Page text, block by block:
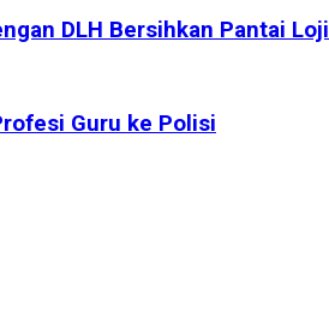
DLH Bersihkan Pantai Loji
Guru ke Polisi